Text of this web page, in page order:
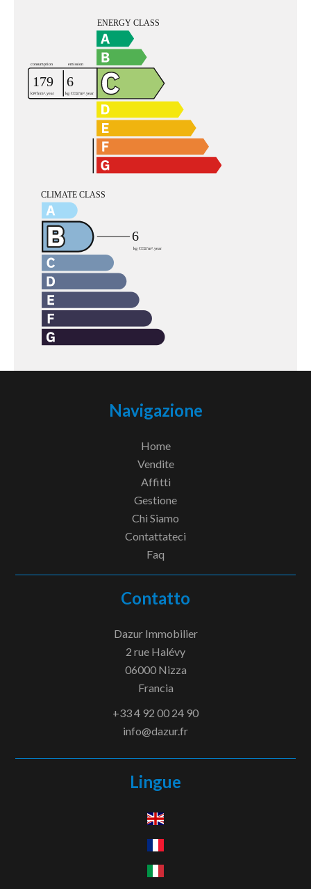
Navigazione
Home
Vendite
Affitti
Gestione
Chi Siamo
Contattateci
Faq
Contatto
Dazur Immobilier
2 rue Halévy
06000Nizza
Francia
+33 4 92 00 24 90
info@dazur.fr
Lingue